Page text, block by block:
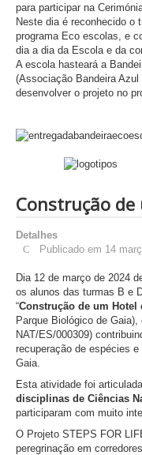
para participar na
Neste dia é reconhecido o
programa Eco escolas, e
dia a dia da Escola e da
A escola hasteará a
(Associação Bandeira
desenvolver o projeto no
Construção
Detalhes
Publicado em 14
Dia 12 de março de 2024
os alunos das turmas B e
“Construção de um Hotel
Parque Biológico de Gaia),
NAT/ES/000309)
recuperação de espécies
Gaia.
Esta atividade foi
disciplinas de Ciências
participaram com muito
O Projeto STEPS FOR
peregrinação em